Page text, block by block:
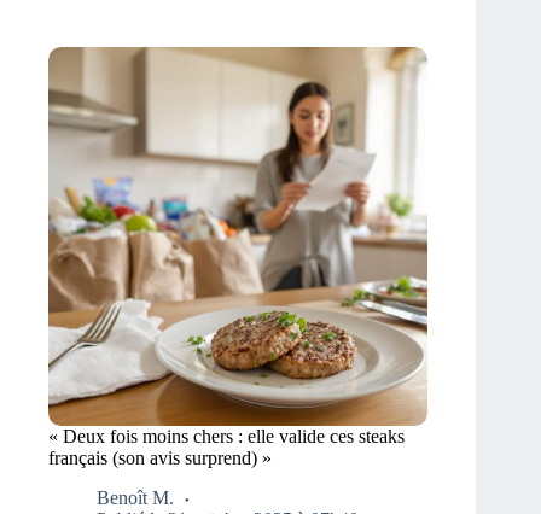
« Deux fois moins chers : elle valide ces steaks
français (son avis surprend) »
Benoît M.